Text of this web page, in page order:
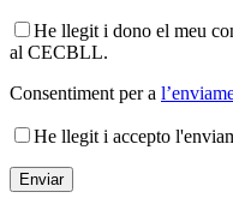
He llegit i dono el meu
al CECBLL.
Consentiment per a
He llegit i accepto